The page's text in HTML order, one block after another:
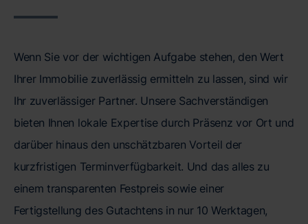
Wenn Sie vor der wichtigen Aufgabe stehen, den Wert
Ihrer Immobilie zuverlässig ermitteln zu lassen, sind wir
Ihr zuverlässiger Partner. Unsere Sachverständigen
bieten Ihnen lokale Expertise durch Präsenz vor Ort und
darüber hinaus den unschätzbaren Vorteil der
kurzfristigen Terminverfügbarkeit. Und das alles zu
einem transparenten Festpreis sowie einer
Fertigstellung des Gutachtens in nur 10 Werktagen,